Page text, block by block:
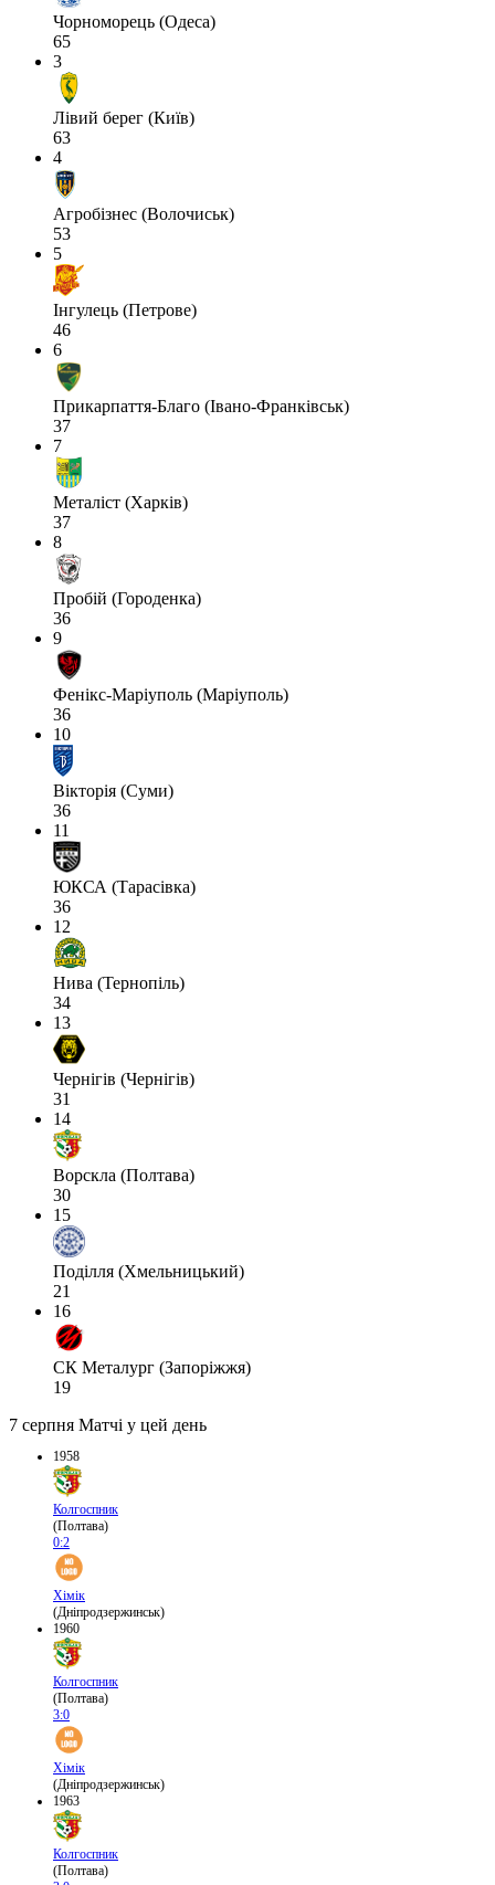
Чорноморець (Одеса)
65
3
Лівий берег (Київ)
63
4
Агробізнес (Волочиськ)
53
5
Інгулець (Петрове)
46
6
Прикарпаття-Благо (Івано-Франківськ)
37
7
Металіст (Харків)
37
8
Пробій (Городенка)
36
9
Фенікс-Маріуполь (Маріуполь)
36
10
Вікторія (Суми)
36
11
ЮКСА (Тарасівка)
36
12
Нива (Тернопіль)
34
13
Чернігів (Чернігів)
31
14
Ворскла (Полтава)
30
15
Поділля (Хмельницький)
21
16
СК Металург (Запоріжжя)
19
7 серпня Матчі у цей день
1958
Колгоспник
(Полтава)
0:2
Хімік
(Дніпродзержинськ)
1960
Колгоспник
(Полтава)
3:0
Хімік
(Дніпродзержинськ)
1963
Колгоспник
(Полтава)